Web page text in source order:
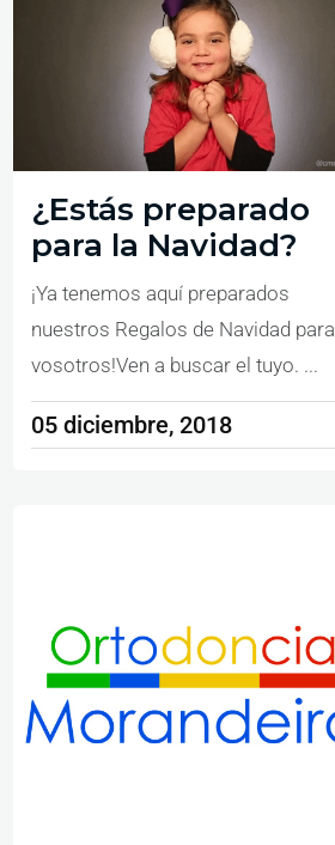
¿Estás preparado
para la Navidad?
¡Ya tenemos aquí preparados
nuestros Regalos de Navidad para
vosotros!Ven a buscar el tuyo. ...
05 diciembre, 2018